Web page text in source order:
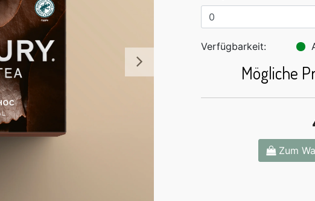
Verfügbarkeit:
Mögliche
Zum